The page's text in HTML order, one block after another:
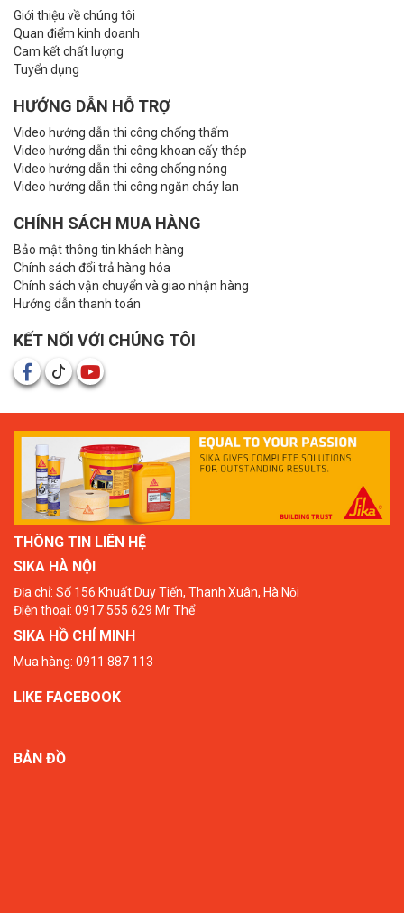
Giới thiệu về chúng tôi
Quan điểm kinh doanh
Cam kết chất lượng
Tuyển dụng
HƯỚNG DẪN HỖ TRỢ
Video hướng dẫn thi công chống thấm
Video hướng dẫn thi công khoan cấy thép
Video hướng dẫn thi công chống nóng
Video hướng dẫn thi công ngăn cháy lan
CHÍNH SÁCH MUA HÀNG
Bảo mật thông tin khách hàng
Chính sách đổi trả hàng hóa
Chính sách vận chuyển và giao nhận hàng
Hướng dẫn thanh toán
KẾT NỐI VỚI CHÚNG TÔI
THÔNG TIN LIÊN HỆ
SIKA HÀ NỘI
Địa chỉ: Số 156 Khuất Duy Tiến, Thanh Xuân, Hà Nội
Điện thoại: 0917 555 629 Mr Thể
SIKA HỒ CHÍ MINH
Mua hàng: 0911 887 113
LIKE FACEBOOK
BẢN ĐỒ